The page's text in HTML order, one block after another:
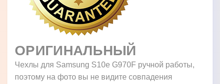
ОРИГИНАЛЬНЫЙ
Чехлы для Samsung S10e G970F ручной работы,
поэтому на фото вы не видите совпадения